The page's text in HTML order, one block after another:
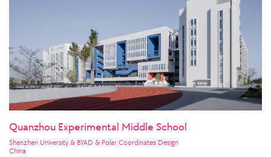
Quanzhou Experimental Middle School
Shenzhen University & BYAD & Polar Coordinates Design
China